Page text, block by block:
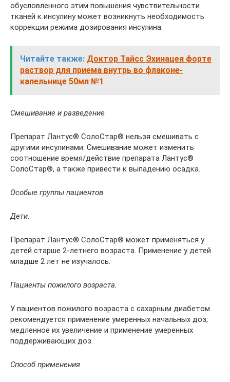
обусловленного этим повышения чувствительности
тканей к инсулину может возникнуть необходимость
коррекции режима дозирования инсулина.
Читайте также: Доктор Тайсс Эхинацея форте
раствор для приема внутрь во флаконе-
капельнице 50мл №1
Смешивание и разведение
Препарат Лантус® СолоСтар® нельзя смешивать с
другими инсулинами. Смешивание может изменить
соотношение время/действие препарата Лантус®
СолоСтар®, а также привести к выпадению осадка.
Особые группы пациентов
Дети.
Препарат Лантус® СолоСтар® может применяться у
детей старше 2-летнего возраста. Применение у детей
младше 2 лет не изучалось.
Пациенты пожилого возраста.
У пациентов пожилого возраста с сахарным диабетом
рекомендуется применение умеренных начальных доз,
медленное их увеличение и применение умеренных
поддерживающих доз.
Способ применения